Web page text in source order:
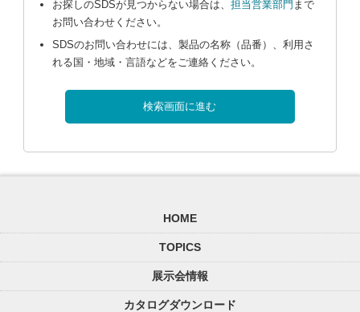
お探しのSDSが見つからない場合は、 担当営業部門 まで
お問い合わせください。
SDSのお問い合わせには、製品の名称（品番）、利用さ
れる国・地域・言語などをご連絡ください。
検索画面に進む
HOME
TOPICS
展示会情報
カタログダウンロード